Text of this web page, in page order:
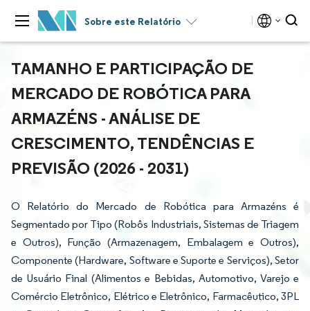
Sobre este Relatório
TAMANHO E PARTICIPAÇÃO DE
MERCADO DE ROBÓTICA PARA
ARMAZÉNS - ANÁLISE DE
CRESCIMENTO, TENDÊNCIAS E
PREVISÃO (2026 - 2031)
O Relatório do Mercado de Robótica para Armazéns é
Segmentado por Tipo (Robôs Industriais, Sistemas de Triagem
e Outros), Função (Armazenagem, Embalagem e Outros),
Componente (Hardware, Software e Suporte e Serviços), Setor
de Usuário Final (Alimentos e Bebidas, Automotivo, Varejo e
Comércio Eletrônico, Elétrico e Eletrônico, Farmacêutico, 3PL